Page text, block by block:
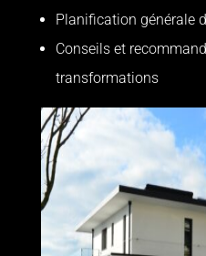
Planification générale
Conseils et
transformations